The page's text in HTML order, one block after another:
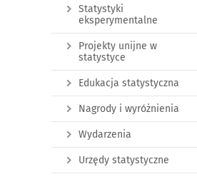
Statystyki
eksperymentalne
Projekty unijne w
statystyce
Edukacja statystyczna
Nagrody i wyróżnienia
Wydarzenia
Urzędy statystyczne